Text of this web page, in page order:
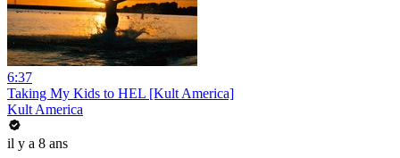
6:37
Taking My Kids to HEL [Kult America]
Kult America
il y a 8 ans